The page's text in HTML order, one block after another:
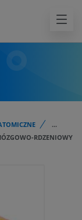
...
RDZENIOWY